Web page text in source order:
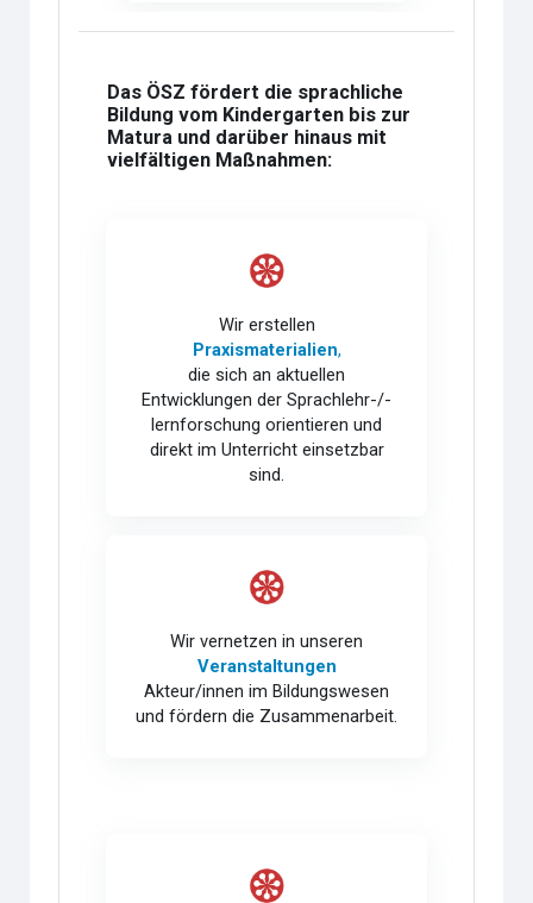
Das ÖSZ fördert die sprachliche
Bildung vom Kindergarten bis zur
Matura und darüber hinaus mit
vielfältigen Maßnahmen:
Wir erstellen
Praxismaterialien,
die sich an aktuellen
Entwicklungen der Sprachlehr-/-
lernforschung orientieren und
direkt im Unterricht einsetzbar
sind.
Wir vernetzen in unseren
Veranstaltungen
Akteur/innen im Bildungswesen
und fördern die Zusammenarbeit.